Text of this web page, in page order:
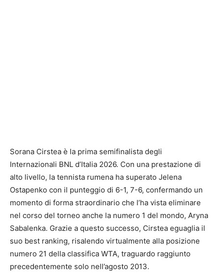
Sorana Cirstea è la prima semifinalista degli
Internazionali BNL d’Italia 2026. Con una prestazione di
alto livello, la tennista rumena ha superato Jelena
Ostapenko con il punteggio di 6-1, 7-6, confermando un
momento di forma straordinario che l’ha vista eliminare
nel corso del torneo anche la numero 1 del mondo, Aryna
Sabalenka. Grazie a questo successo, Cirstea eguaglia il
suo best ranking, risalendo virtualmente alla posizione
numero 21 della classifica WTA, traguardo raggiunto
precedentemente solo nell’agosto 2013.